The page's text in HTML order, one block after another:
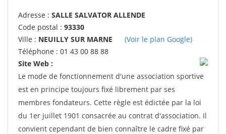
Adresse : SALLE SALVATOR ALLENDE
Code postal : 93330
Ville : NEUILLY SUR MARNE
(Voir le plan Google)
Téléphone : 01 43 00 88 88
Site Web :
Le mode de fonctionnement d'une association sportive
est en principe toujours fixé librement par ses
membres fondateurs. Cette règle est édictée par la loi
du 1er juillet 1901 consacrée au contrat d'association. Il
convient cependant de bien connaître le cadre fixé par